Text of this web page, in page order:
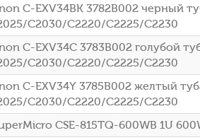
C-EXV34BK 3782B002 черный
C2030/C2220/C2225/C2230
C-EXV34C 3783B002 голубой
C2030/C2220/C2225/C2230
C-EXV34Y 3785B002 желтый
C2030/C2220/C2225/C2230
CSE-815TQ-600WB 1U